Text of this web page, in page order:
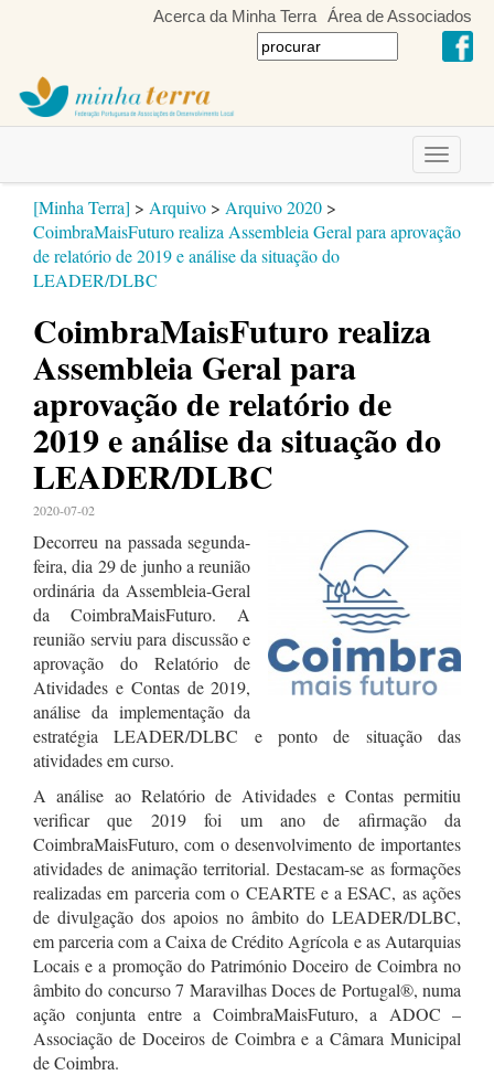
Acerca da Minha Terra Área de Associados
Toggle
[Minha Terra] > Arquivo > Arquivo 2020 >
CoimbraMaisFuturo realiza Assembleia Geral para aprovação
de relatório de 2019 e análise da situação do
LEADER/DLBC
CoimbraMaisFuturo realiza
Assembleia Geral para
aprovação de relatório de
2019 e análise da situação do
LEADER/DLBC
2020-07-02
Decorreu na passada segunda-
feira, dia 29 de junho a reunião
ordinária da Assembleia-Geral
da CoimbraMaisFuturo. A
reunião serviu para discussão e
aprovação do Relatório de
Atividades e Contas de 2019,
análise da implementação da
estratégia LEADER/DLBC e ponto de situação das
atividades em curso.
A análise ao Relatório de Atividades e Contas permitiu
verificar que 2019 foi um ano de afirmação da
CoimbraMaisFuturo, com o desenvolvimento de importantes
atividades de animação territorial. Destacam-se as formações
realizadas em parceria com o CEARTE e a ESAC, as ações
de divulgação dos apoios no âmbito do LEADER/DLBC,
em parceria com a Caixa de Crédito Agrícola e as Autarquias
Locais e a promoção do Património Doceiro de Coimbra no
âmbito do concurso 7 Maravilhas Doces de Portugal®, numa
ação conjunta entre a CoimbraMaisFuturo, a ADOC –
Associação de Doceiros de Coimbra e a Câmara Municipal
de Coimbra.